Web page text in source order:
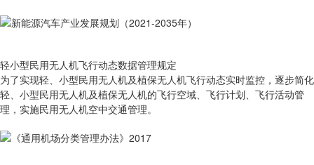
轻小型民用无人机飞行动态数据管理规定
为了实现轻、小型民用无人机及植保无人机飞行动态实时监控，逐步简化
轻、小型民用无人机及植保无人机的飞行空域、飞行计划、飞行活动管
理，实施民用无人机空中交通管理。